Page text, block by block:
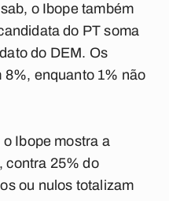
o Ibope também
do PT soma
do DEM. Os
8%, enquanto 1% não
Ibope mostra a
contra 25% do
ou nulos totalizam